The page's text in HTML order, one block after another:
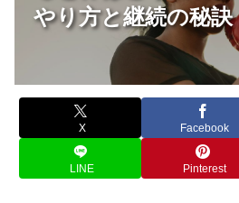
やり方と継続の秘訣
X Facebook
LINE Pinterest